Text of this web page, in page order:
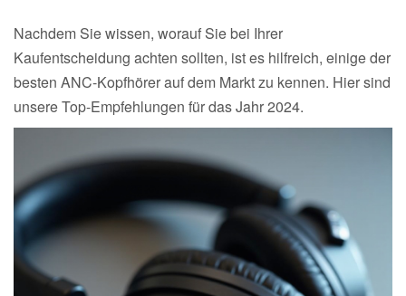
Nachdem Sie wissen, worauf Sie bei Ihrer
Kaufentscheidung achten sollten, ist es hilfreich, einige der
besten ANC-Kopfhörer auf dem Markt zu kennen. Hier sind
unsere Top-Empfehlungen für das Jahr 2024.